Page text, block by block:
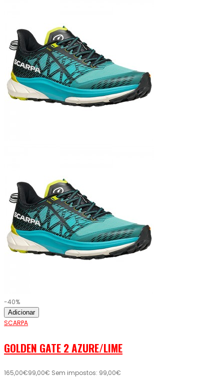
-40%
Adicionar
SCARPA
GOLDEN GATE 2 AZURE/LIME
165,00€99,00€ Sem impostos: 99,00€